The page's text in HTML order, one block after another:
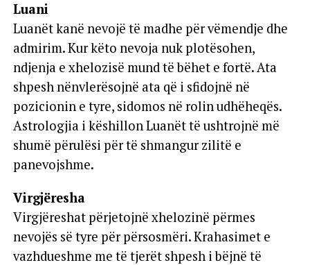
Luani
Luanët kanë nevojë të madhe për vëmendje dhe
admirim. Kur këto nevoja nuk plotësohen,
ndjenja e xhelozisë mund të bëhet e fortë. Ata
shpesh nënvlerësojnë ata që i sfidojnë në
pozicionin e tyre, sidomos në rolin udhëheqës.
Astrologjia i këshillon Luanët të ushtrojnë më
shumë përulësi për të shmangur zilitë e
panevojshme.
Virgjëresha
Virgjëreshat përjetojnë xhelozinë përmes
nevojës së tyre për përsosmëri. Krahasimet e
vazhdueshme me të tjerët shpesh i bëjnë të